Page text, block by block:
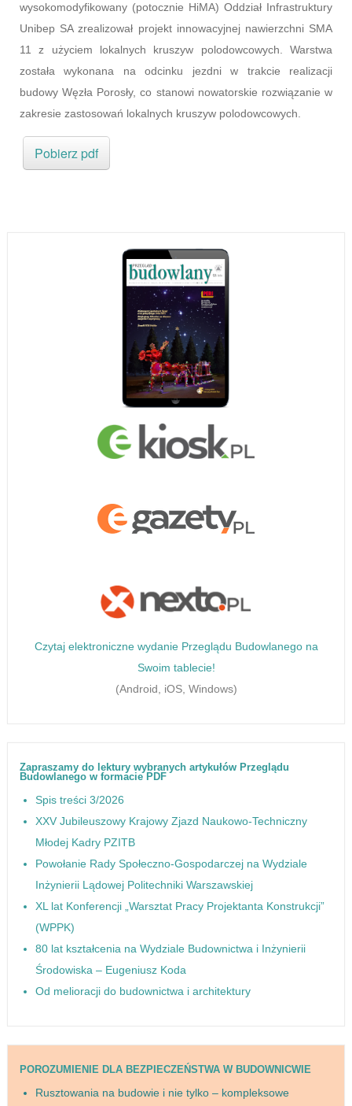
wysokomodyfikowany (potocznie HiMA) Oddział Infrastruktury
Unibep SA zrealizował projekt innowacyjnej nawierzchni SMA
11 z użyciem lokalnych kruszyw polodowcowych. Warstwa
została wykonana na odcinku jezdni w trakcie realizacji
budowy Węzła Porosły, co stanowi nowatorskie rozwiązanie w
zakresie zastosowań lokalnych kruszyw polodowcowych.
Pobierz pdf
Czytaj elektroniczne wydanie Przeglądu Budowlanego na
Swoim tablecie!
(Android, iOS, Windows)
Zapraszamy do lektury wybranych artykułów Przeglądu
Budowlanego w formacie PDF
Spis treści 3/2026
XXV Jubileuszowy Krajowy Zjazd Naukowo-Techniczny
Młodej Kadry PZITB
Powołanie Rady Społeczno-Gospodarczej na Wydziale
Inżynierii Lądowej Politechniki Warszawskiej
XL lat Konferencji „Warsztat Pracy Projektanta Konstrukcji”
(WPPK)
80 lat kształcenia na Wydziale Budownictwa i Inżynierii
Środowiska – Eugeniusz Koda
Od melioracji do budownictwa i architektury
POROZUMIENIE DLA BEZPIECZEŃSTWA W BUDOWNICWIE
Rusztowania na budowie i nie tylko – kompleksowe